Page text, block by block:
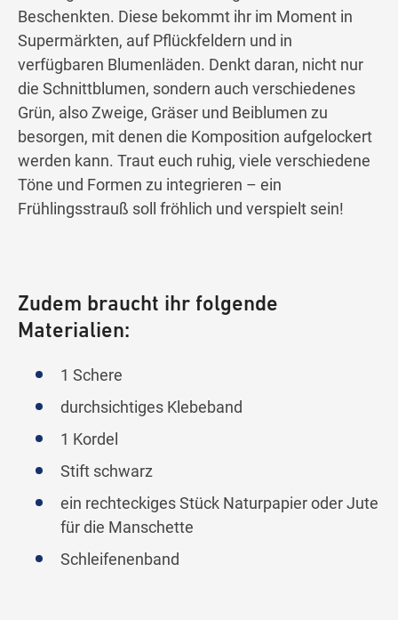
Beschenkten. Diese bekommt ihr im Moment in
Supermärkten, auf Pflückfeldern und in
verfügbaren Blumenläden. Denkt daran, nicht nur
die Schnittblumen, sondern auch verschiedenes
Grün, also Zweige, Gräser und Beiblumen zu
besorgen, mit denen die Komposition aufgelockert
werden kann. Traut euch ruhig, viele verschiedene
Töne und Formen zu integrieren – ein
Frühlingsstrauß soll fröhlich und verspielt sein!
Zudem braucht ihr folgende
Materialien:
1 Schere
durchsichtiges Klebeband
1 Kordel
Stift schwarz
ein rechteckiges Stück Naturpapier oder Jute
für die Manschette
Schleifenenband